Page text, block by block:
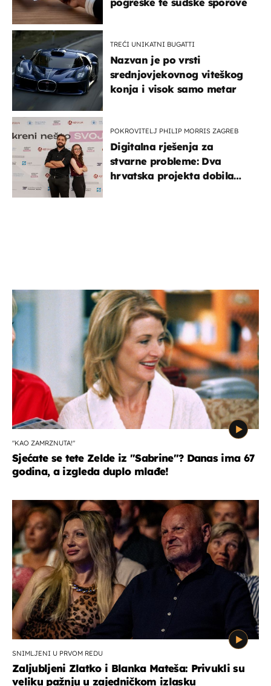
pogreške te sudske sporove
TREĆI UNIKATNI BUGATTI
Nazvan je po vrsti
srednjovjekovnog viteškog
konja i visok samo metar
POKROVITELJ PHILIP MORRIS ZAGREB
Digitalna rješenja za
stvarne probleme: Dva
hrvatska projekta dobila
"KAO ZAMRZNUTA!"
Sjećate se tete Zelde iz "Sabrine"? Danas ima 67
godina, a izgleda duplo mlađe!
SNIMLJENI U PRVOM REDU
Zaljubljeni Zlatko i Blanka Mateša: Privukli su
veliku pažnju u zajedničkom izlasku